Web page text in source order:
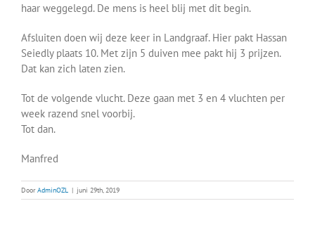
haar weggelegd. De mens is heel blij met dit begin.
Afsluiten doen wij deze keer in Landgraaf. Hier pakt Hassan
Seiedly plaats 10. Met zijn 5 duiven mee pakt hij 3 prijzen.
Dat kan zich laten zien.
Tot de volgende vlucht. Deze gaan met 3 en 4 vluchten per
week razend snel voorbij.
Tot dan.
Manfred
DoorAdminOZL | juni 29th, 2019